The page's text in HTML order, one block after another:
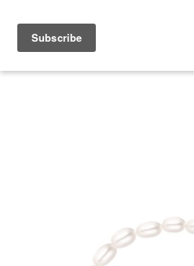
您的購物車目